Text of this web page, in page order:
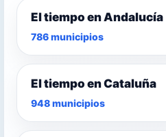
El tiempo en Andalucía
786 municipios
El tiempo en Cataluña
948 municipios